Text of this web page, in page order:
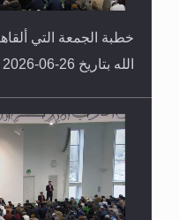
خطبة الجمعة التي
الله بتاريخ 26-06-2026